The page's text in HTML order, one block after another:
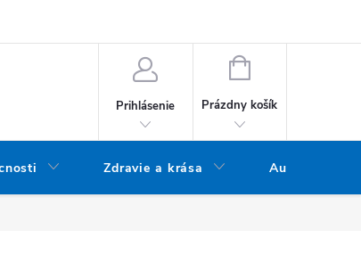
Prihlásenie
NÁKUPNÝ KOŠÍK
Prázdny košík
Zdravie a krása Audio